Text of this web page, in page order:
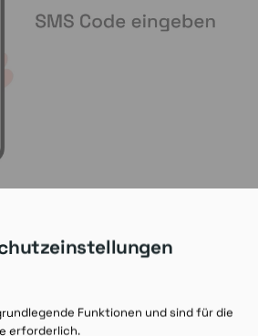
Funktionen und sind für die
erforderlich.